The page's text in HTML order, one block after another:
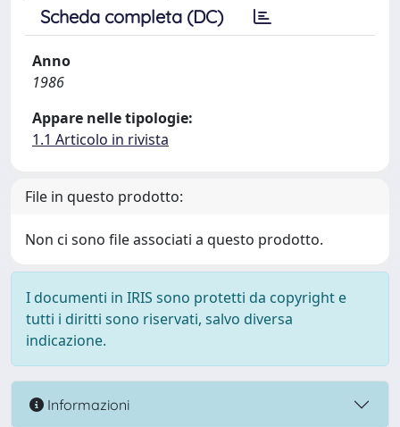
Scheda completa (DC)
Anno
1986
Appare nelle tipologie:
1.1 Articolo in rivista
File in questo prodotto:
Non ci sono file associati a questo prodotto.
I documenti in IRIS sono protetti da copyright e
tutti i diritti sono riservati, salvo diversa
indicazione.
Informazioni